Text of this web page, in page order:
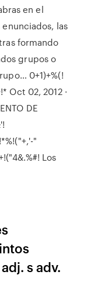
en el
las
formando
grupos o
0+1)+%(!
Oct 02, 2012 ·
DE
"
Los
s adv.